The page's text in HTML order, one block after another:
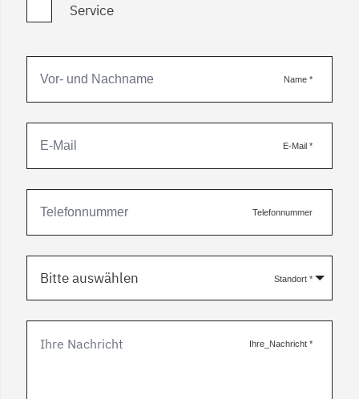
Service
Name *
E-Mail *
Telefonnummer
Standort *
Bitte auswählen
Ihre_Nachricht *